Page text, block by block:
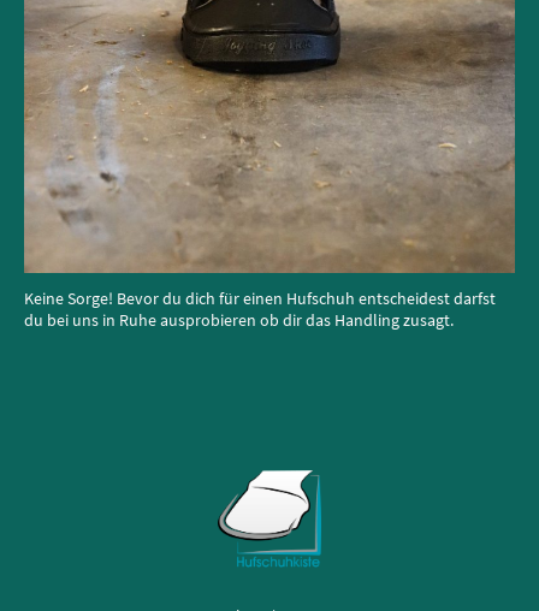
Keine Sorge! Bevor du dich für einen Hufschuh entscheidest darfst
du bei uns in Ruhe ausprobieren ob dir das Handling zusagt.